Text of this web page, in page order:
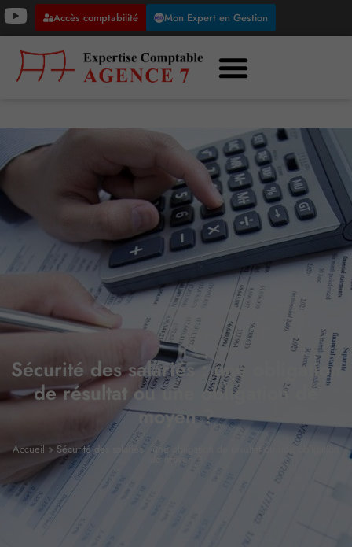
Accès comptabilité Mon Expert en Gestion
Sécurité des salariés : une obligation
de résultat ou une obligation de
moyen ?
Accueil » Sécurité des salariés : une obligation de résultat ou une obligation
de moyen ?